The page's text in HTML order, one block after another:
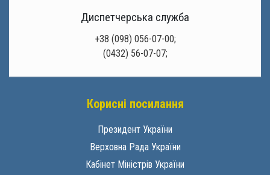
Диспетчерська служба
+38 (098) 056-07-00;
(0432) 56-07-07;
Корисні посилання
Президент України
Верховна Рада України
Кабінет Міністрів України